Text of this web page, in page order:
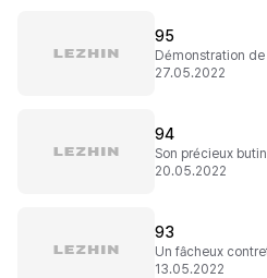
95
27.05.2022
94
Son précieux butin
20.05.2022
93
13.05.2022